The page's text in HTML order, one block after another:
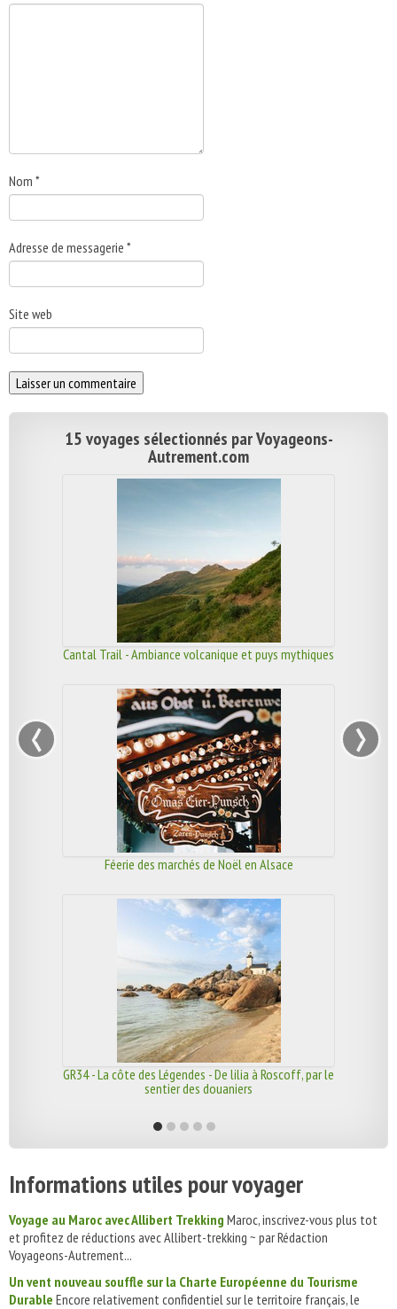
Nom *
Adresse de messagerie *
Site web
15 voyages sélectionnés par Voyageons-
Autrement.com
Cantal Trail - Ambiance volcanique et puys mythiques
Féerie des marchés de Noël en Alsace
GR34 - La côte des Légendes - De lilia à Roscoff, par le
sentier des douaniers
‹ ›
Informations utiles pour voyager
Voyage au Maroc avec Allibert Trekking Maroc, inscrivez-vous plus tot
et profitez de réductions avec Allibert-trekking ~ par Rédaction
Voyageons-Autrement...
Un vent nouveau souffle sur la Charte Européenne du Tourisme
Durable Encore relativement confidentiel sur le territoire français, le